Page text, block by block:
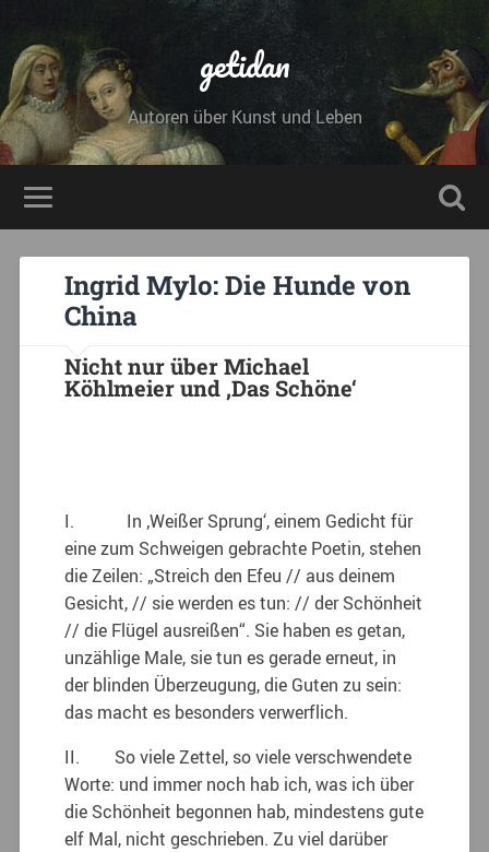
getidan
Autoren über Kunst und Leben
Ingrid Mylo: Die Hunde von
China
Nicht nur über Michael
Köhlmeier und ‚Das Schöne‘
I. In ‚Weißer Sprung‘, einem Gedicht für
eine zum Schweigen gebrachte Poetin, stehen
die Zeilen: „Streich den Efeu // aus deinem
Gesicht, // sie werden es tun: // der Schönheit
// die Flügel ausreißen“. Sie haben es getan,
unzählige Male, sie tun es gerade erneut, in
der blinden Überzeugung, die Guten zu sein:
das macht es besonders verwerflich.
II. So viele Zettel, so viele verschwendete
Worte: und immer noch hab ich, was ich über
die Schönheit begonnen hab, mindestens gute
elf Mal, nicht geschrieben. Zu viel darüber